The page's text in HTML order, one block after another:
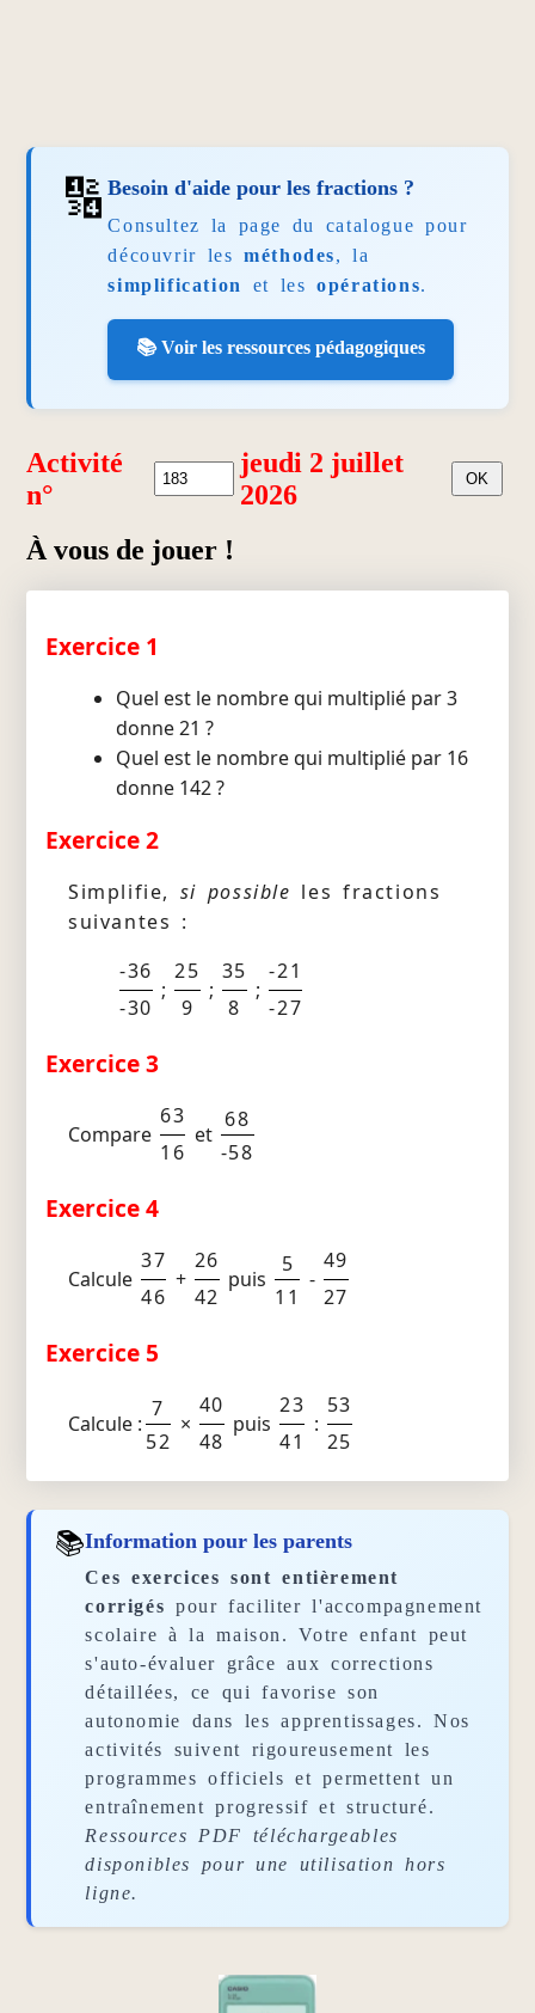
🔢Besoin d'aide pour les fractions ?
Consultez la page du catalogue pour
découvrir lesméthodes, la
simplification
et lesopérations.
📚 Voir les ressources pédagogiques
Activité
n°
jeudi 2 juillet
2026
À vous de jouer !
Exercice 1
Quel est le nombre qui multiplié par 3
donne 21 ?
Quel est le nombre qui multiplié par 16
donne 142 ?
Exercice 2
Simplifie, si possible les fractions
suivantes :
-36
-30
;
25
9
;
35
8
;
-21
-27
Exercice 3
Compare
63
16
et
68
-58
Exercice 4
Calcule
37
46
+
26
42
puis
5
11
-
49
27
Exercice 5
Calcule :
7
52
×
40
48
puis
23
41
:
53
25
📚Information pour les parents
Ces exercices sont entièrement
corrigés pour faciliter l'accompagnement
scolaire à la maison. Votre enfant peut
s'auto-évaluer grâce aux corrections
détaillées, ce qui favorise son
autonomie dans les apprentissages. Nos
activités suivent rigoureusement les
programmes officiels et permettent un
entraînement progressif et structuré.
Ressources PDF téléchargeables
disponibles pour une utilisation hors
ligne.